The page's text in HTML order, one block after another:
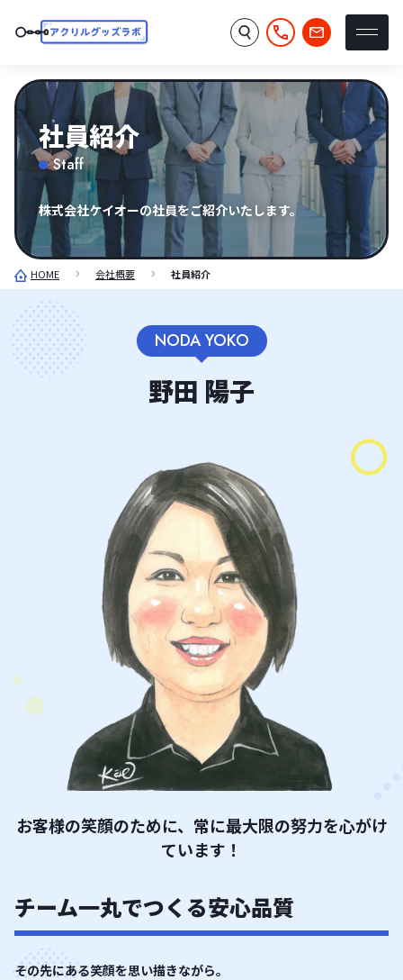
社員紹介
Staff
株式会社ケイオーの社員をご紹介いたします。
HOME 会社概要 社員紹介
NODA YOKO
野田 陽子
お客様の笑顔のために、常に最大限の努力を心がけ
ています！
チーム一丸でつくる安心品質
その先にある笑顔を思い描きながら。